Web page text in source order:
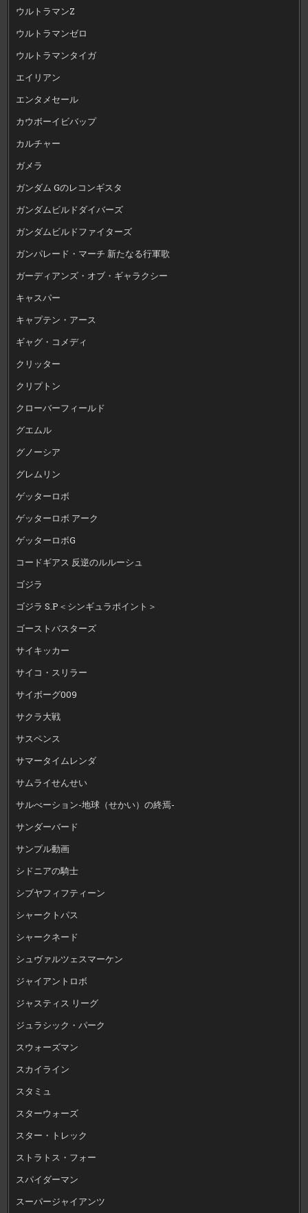
ウルトラマンZ
ウルトラマンゼロ
ウルトラマンタイガ
エイリアン
エンタメセール
カウボーイビバップ
カルチャー
ガメラ
ガンダム Gのレコンギスタ
ガンダムビルドダイバーズ
ガンダムビルドファイターズ
ガンパレード・マーチ 新たなる行軍歌
ガーディアンズ・オブ・ギャラクシー
キャスパー
キャプテン・アース
ギャグ・コメディ
クリッター
クリプトン
クローバーフィールド
グエムル
グノーシア
グレムリン
ゲッターロボ
ゲッターロボ アーク
ゲッターロボG
コードギアス 反逆のルルーシュ
ゴジラ
ゴジラ S.P＜シンギュラポイント＞
ゴーストバスターズ
サイキッカー
サイコ・スリラー
サイボーグ009
サクラ大戦
サスペンス
サマータイムレンダ
サムライせんせい
サルべーション-地球（せかい）の終焉-
サンダーバード
サンプル動画
シドニアの騎士
シブヤフィフティーン
シャークトパス
シャークネード
シュヴァルツェスマーケン
ジャイアントロボ
ジャスティス リーグ
ジュラシック・パーク
スウォーズマン
スカイライン
スタミュ
スターウォーズ
スター・トレック
ストラトス・フォー
スパイダーマン
スーパージャイアンツ